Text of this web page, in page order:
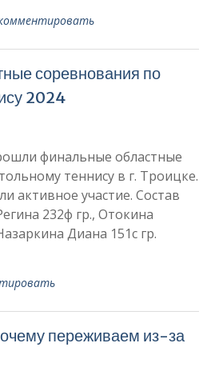
соревнования по
2024
финальные областные
теннису в г. Троицке.
активное участие. Состав
232ф гр., Отокина
Диана 151с гр.
переживаем из-за